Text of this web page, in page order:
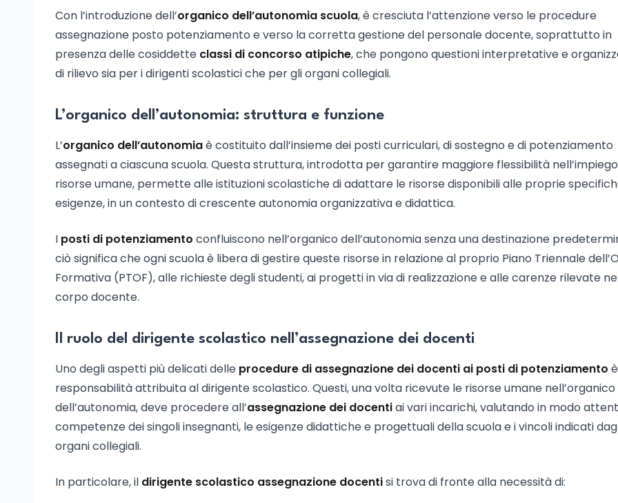
Con l’introduzione dell’organico dell’autonomia scuola, è cresciuta l’attenzione verso le procedure
assegnazione posto potenziamento e verso la corretta gestione del personale docente, soprattutto in
presenza delle cosiddette classi di concorso atipiche, che pongono questioni interpretative e
di rilievo sia per i dirigenti scolastici che per gli organi collegiali.
L’organico dell’autonomia: struttura e funzione
L’organico dell’autonomiaè costituito dall’insieme dei posti curriculari, di sostegno e di potenziamento
assegnati a ciascuna scuola. Questa struttura, introdotta per garantire maggiore flessibilità
risorse umane, permette alle istituzioni scolastiche di adattare le risorse disponibili alle proprie
esigenze, in un contesto di crescente autonomia organizzativa e didattica.
I posti di potenziamento confluiscono nell’organico dell’autonomia senza una destinazione
ciò significa che ogni scuola è libera di gestire queste risorse in relazione al proprio Piano Triennale
Formativa (PTOF), alle richieste degli studenti, ai progetti in via di realizzazione e alle carenze rilevate
corpo docente.
Il ruolo del dirigente scolastico nell’assegnazione dei docenti
Uno degli aspetti più delicati delle procedure di assegnazione dei docenti ai posti di potenziamento
responsabilità attribuita al dirigente scolastico. Questi, una volta ricevute le risorse umane nell’organico
dell’autonomia, deve procedere all’assegnazione dei docentiai vari incarichi, valutando in modo
competenze dei singoli insegnanti, le esigenze didattiche e progettuali della scuola e i vincoli indicati
organi collegiali.
In particolare, il dirigente scolastico assegnazione docentisi trova di fronte alla necessità di: